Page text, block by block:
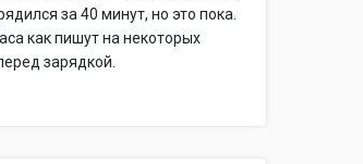
за 40 минут, но это пока.
как пишут на некоторых
зарядкой.